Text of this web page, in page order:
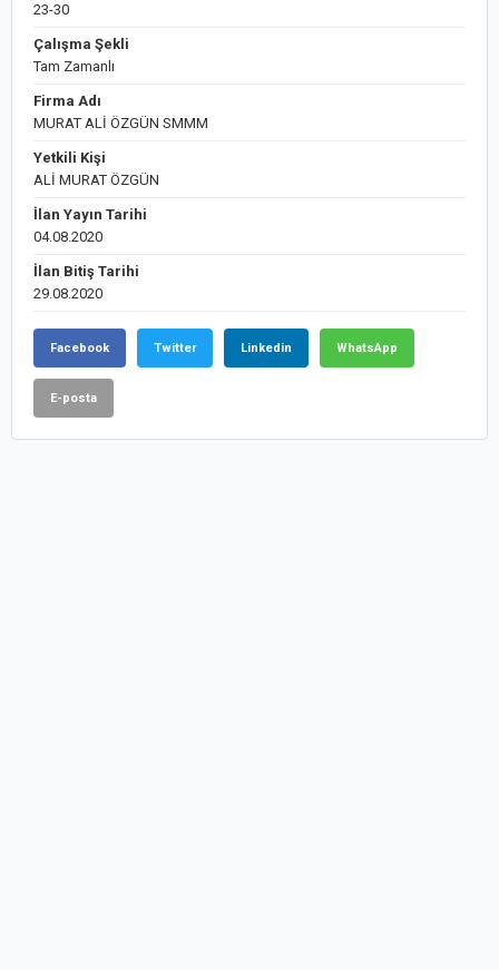
23-30
Çalışma Şekli
Tam Zamanlı
Firma Adı
MURAT ALİ ÖZGÜN SMMM
Yetkili Kişi
ALİ MURAT ÖZGÜN
İlan Yayın Tarihi
04.08.2020
İlan Bitiş Tarihi
29.08.2020
Facebook Twitter Linkedin WhatsApp
E-posta